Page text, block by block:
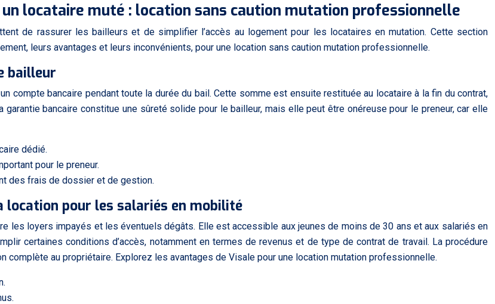
locataire muté : location sans caution mutation professionnelle
de rassurer les bailleurs et de simplifier l’accès au logement pour les locataires en mutation. Cette section
leurs avantages et leurs inconvénients, pour une location sans caution mutation professionnelle.
bailleur
compte bancaire pendant toute la durée du bail. Cette somme est ensuite restituée au locataire à la fin du contrat,
bancaire constitue une sûreté solide pour le bailleur, mais elle peut être onéreuse pour le preneur, car elle
dédié.
pour le preneur.
des frais de dossier et de gestion.
location pour les salariés en mobilité
les loyers impayés et les éventuels dégâts. Elle est accessible aux jeunes de moins de 30 ans et aux salariés en
certaines conditions d’accès, notamment en termes de revenus et de type de contrat de travail. La procédure
au propriétaire. Explorez les avantages de Visale pour une location mutation professionnelle.